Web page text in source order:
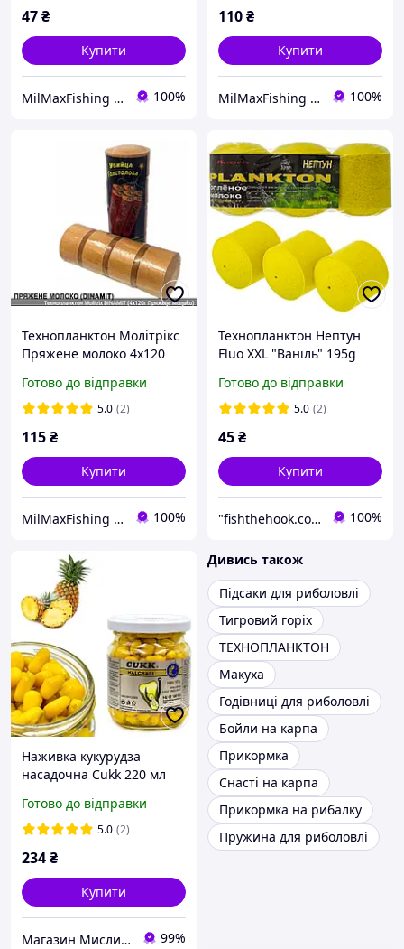
47₴
Купити
MilMaxFishing - інтернет-магазин 100%
110₴
Купити
MilMaxFishing - інтернет-магазин 100%
Технопланктон Молітрікс
Пряжене молоко 4х120
Готово до відправки
5.0 (2)
115₴
Купити
MilMaxFishing - інтернет-магазин 100%
Технопланктон Нептун
Fluo XXL "Ваніль" 195g
Готово до відправки
5.0 (2)
45₴
Купити
"fishthehook.com.ua" Інтернет - магазин все для риболовлі 100%
Наживка кукурудза
насадочна Cukk 220 мл
Готово до відправки
5.0 (2)
234₴
Купити
Магазин Мисливець 99%
Дивись також
Підсаки для риболовлі
Тигровий горіх
ТЕХНОПЛАНКТОН
Макуха
Годівниці для риболовлі
Бойли на карпа
Прикормка
Снасті на карпа
Прикормка на рибалку
Пружина для риболовлі